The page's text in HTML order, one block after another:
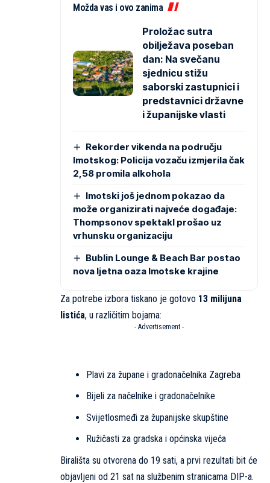
Možda vas i ovo zanima
Proložac sutra
obilježava poseban
dan: Na svečanu
sjednicu stižu
saborski zastupnici i
predstavnici državne
i županijske vlasti
Rekorder vikenda na području
Imotskog: Policija vozaču izmjerila čak
2,58 promila alkohola
Imotski još jednom pokazao da
može organizirati najveće događaje:
Thompsonov spektakl prošao uz
vrhunsku organizaciju
Bublin Lounge & Beach Bar postao
nova ljetna oaza Imotske krajine
Za potrebe izbora tiskano je gotovo 13 milijuna
listića, u različitim bojama:
- Advertisement -
Plavi za župane i gradonačelnika Zagreba
Bijeli za načelnike i gradonačelnike
Svijetlosmeđi za županijske skupštine
Ružičasti za gradska i općinska vijeća
Birališta su otvorena do 19 sati, a prvi rezultati bit će
objavljeni od 21 sat na službenim stranicama DIP-a.